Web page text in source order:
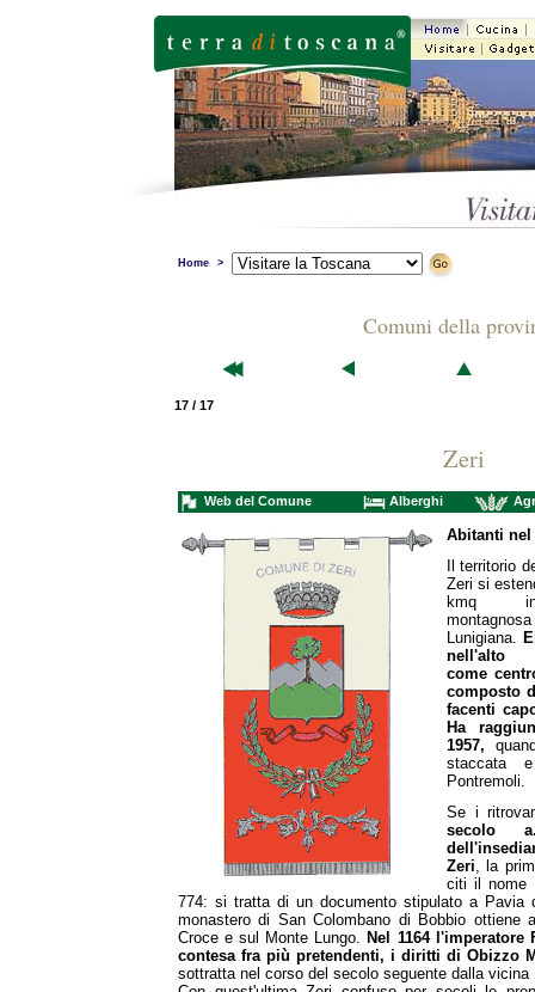
Home >
Comuni della
17 / 17
Zeri
Web del Comune Alberghi
Abitanti nel
Il territorio
Zeri si
kmq
Lunigiana.
nell'alto
come
composto
facenti
Ha
1957,
staccata
Pontremoli.
Se i
secolo
Zeri, la
citi il nome
774: si tratta di un documento stipulato a Pavia
monastero di San Colombano di Bobbio ottiene
Croce e sul Monte Lungo. Nel 1164
contesa fra più pretendenti, i diritti di Obizzo
sottratta nel corso del secolo seguente dalla